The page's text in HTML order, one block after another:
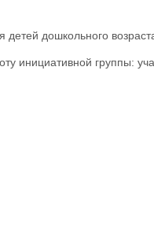
дошкольного
инициативной группы: